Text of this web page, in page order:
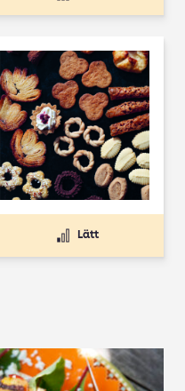
Lätt